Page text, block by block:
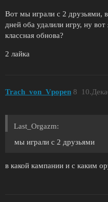
Вот мы играли с 2 друзьями,
дней оба удалили игру, ну
классная обнова?
2 лайка
Trach_von_Vpopen 8
Last_Orgazm:
мы играли с 2 друзьями
в какой кампании и с каким